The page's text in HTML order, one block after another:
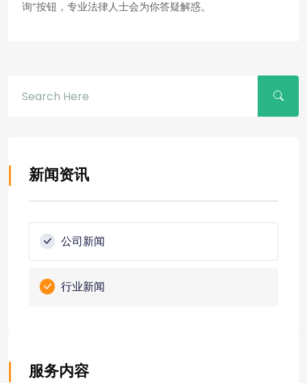
询”按钮，专业法律人士会为你答疑解惑。
新闻资讯
公司新闻
行业新闻
服务内容